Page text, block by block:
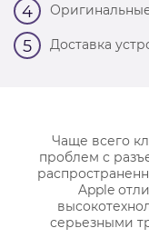
4
5 Доставка
Чаще всего
проблем с
Apple
серьезными